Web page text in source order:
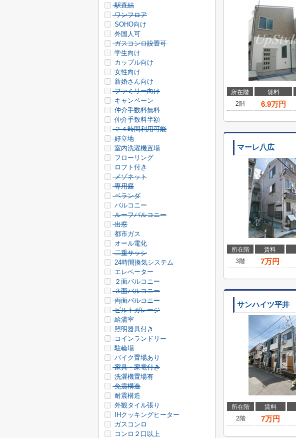
所在階 賃料
2階
6.9万円
マーレ八広
所在階 賃料
3階
7万円
サンハイツ平井
所在階 賃料
2階
7万円
駅直結
ワンフロア
SOHO向け
外国人可
ガスコンロ設置可
学生向け
カップル向け
女性向け
新婚さん向け
ファミリー向け
キャンペーン
仲介手数料無料
仲介手数料半額
２４時間利用可能
好立地
室内洗濯機置場
フローリング
ロフト付き
メゾネット
専用庭
ベランダ
バルコニー
ルーフバルコニー
出窓
都市ガス
オール電化
二重サッシ
24時間換気システム
エレベーター
２面バルコニー
３面バルコニー
両面バルコニー
ビルトガレージ
給湯室
照明器具付き
コインランドリー
駐輪場
バイク置場あり
家具・家電付き
洗濯機置場有
免震構造
耐震構造
外観タイル張り
IHクッキングヒーター
ガスコンロ
コンロ２口以上